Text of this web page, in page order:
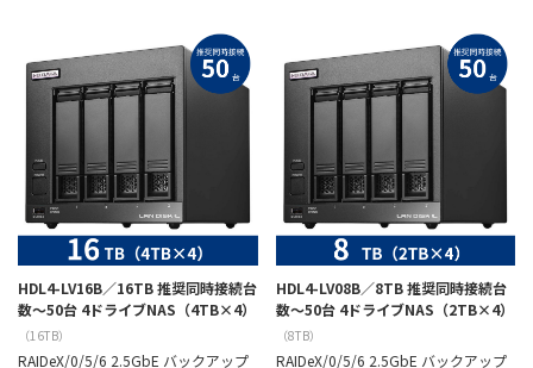
HDL4-LV16B／16TB 推奨同時接続台
数～50台 4ドライブNAS（4TB×4）
（16TB）
RAIDeX/0/5/6 2.5GbE バックアップ
HDL4-LV08B／8TB 推奨同時接続台
数～50台 4ドライブNAS（2TB×4）
（8TB）
RAIDeX/0/5/6 2.5GbE バックアップ